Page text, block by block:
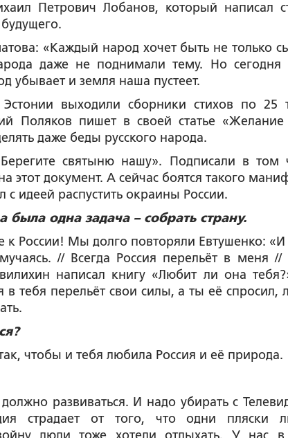
Петрович Лобанов, который написал
«Каждый народ хочет быть не только
даже не поднимали тему. Но сегодня
убывает и земля наша пустеет.
выходили сборники стихов по 25
Поляков пишет в своей статье «Желание
даже беды русского народа.
святыню нашу». Подписали в том
документ. А сейчас боятся такого
с идеей распустить окраины России.
была одна задача – собрать страну.
России! Мы долго повторяли Евтушенко: «И
// Всегда Россия перельёт в меня
написал книгу «Любит ли она
тебя перельёт свои силы, а ты её спросил,
чтобы и тебя любила Россия и её природа.
развиваться. И надо убирать с
страдает от того, что одни пляски
люди тоже хотели отдыхать. У нас в